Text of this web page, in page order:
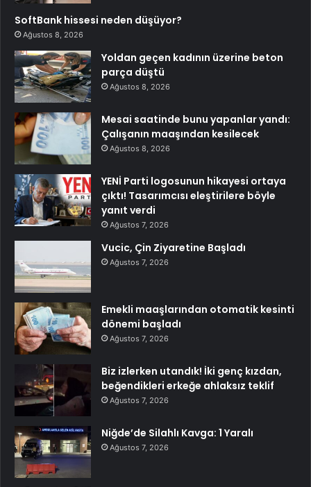
SoftBank hissesi neden düşüyor?
Ağustos 8, 2026
Yoldan geçen kadının üzerine beton
parça düştü
Ağustos 8, 2026
Mesai saatinde bunu yapanlar yandı:
Çalışanın maaşından kesilecek
Ağustos 8, 2026
YENİ Parti logosunun hikayesi ortaya
çıktı! Tasarımcısı eleştirilere böyle
yanıt verdi
Ağustos 7, 2026
Vucic, Çin Ziyaretine Başladı
Ağustos 7, 2026
Emekli maaşlarından otomatik kesinti
dönemi başladı
Ağustos 7, 2026
Biz izlerken utandık! İki genç kızdan,
beğendikleri erkeğe ahlaksız teklif
Ağustos 7, 2026
Niğde’de Silahlı Kavga: 1 Yaralı
Ağustos 7, 2026